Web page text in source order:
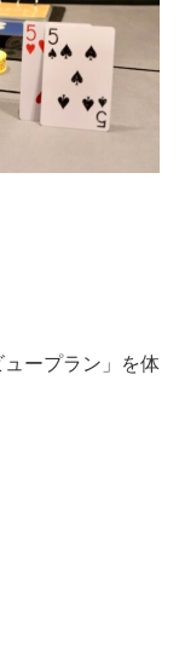
ープラン」を体